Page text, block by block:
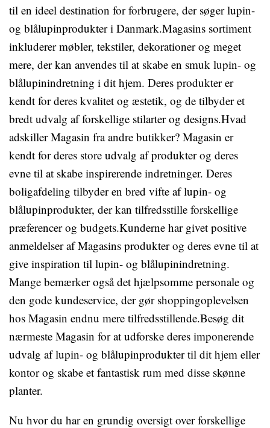
til en ideel destination for forbrugere, der søger lupin-
og blålupinprodukter i Danmark.Magasins sortiment
inkluderer møbler, tekstiler, dekorationer og meget
mere, der kan anvendes til at skabe en smuk lupin- og
blålupinindretning i dit hjem. Deres produkter er
kendt for deres kvalitet og æstetik, og de tilbyder et
bredt udvalg af forskellige stilarter og designs.Hvad
adskiller Magasin fra andre butikker? Magasin er
kendt for deres store udvalg af produkter og deres
evne til at skabe inspirerende indretninger. Deres
boligafdeling tilbyder en bred vifte af lupin- og
blålupinprodukter, der kan tilfredsstille forskellige
præferencer og budgets.Kunderne har givet positive
anmeldelser af Magasins produkter og deres evne til at
give inspiration til lupin- og blålupinindretning.
Mange bemærker også det hjælpsomme personale og
den gode kundeservice, der gør shoppingoplevelsen
hos Magasin endnu mere tilfredsstillende.Besøg dit
nærmeste Magasin for at udforske deres imponerende
udvalg af lupin- og blålupinprodukter til dit hjem eller
kontor og skabe et fantastisk rum med disse skønne
planter.
Nu hvor du har en grundig oversigt over forskellige